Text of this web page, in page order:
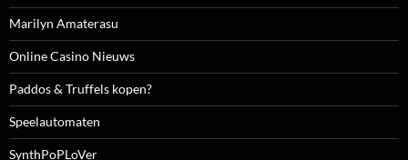
Marilyn Amaterasu
Online Casino Nieuws
Paddos & Truffels kopen?
Speelautomaten
SynthPoPLoVer